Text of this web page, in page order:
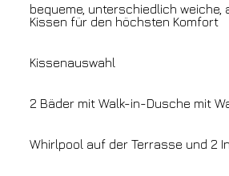
bequeme, unterschiedlich weiche,
Kissen für den höchsten Komfort
Kissenauswahl
2 Bäder mit Walk-in-Dusche mit
Whirlpool auf der Terrasse und 2